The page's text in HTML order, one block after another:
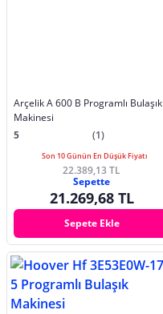
Arçelik A 600 B Programlı Bulaşık
Makinesi
5
(1)
Son 10 Günün En Düşük Fiyatı
22.389,13 TL
Sepette
21.269,68 TL
Sepete Ekle